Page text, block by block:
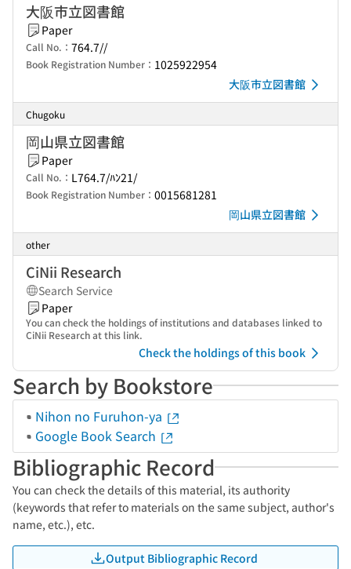
大阪市立図書館
Paper
Call No.： 764.7//
Book Registration Number： 1025922954
大阪市立図書館
Chugoku
岡山県立図書館
Paper
Call No.： L764.7/ﾊﾝ21/
Book Registration Number： 0015681281
岡山県立図書館
other
CiNii Research
Search Service
Paper
You can check the holdings of institutions and databases linked to
CiNii Research at this link.
Check the holdings of this book
Search by Bookstore
Nihon no Furuhon-ya
Google Book Search
Bibliographic Record
You can check the details of this material, its authority
(keywords that refer to materials on the same subject, author's
name, etc.), etc.
Output Bibliographic Record